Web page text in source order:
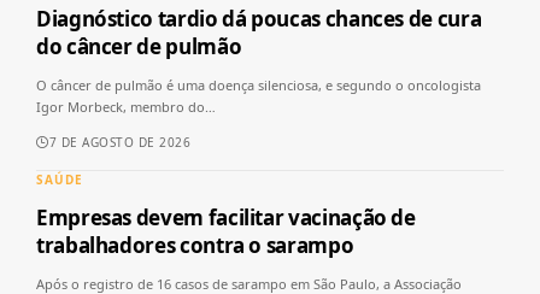
Diagnóstico tardio dá poucas chances de cura
do câncer de pulmão
O câncer de pulmão é uma doença silenciosa, e segundo o oncologista
Igor Morbeck, membro do
7 DE AGOSTO DE 2026
SAÚDE
Empresas devem facilitar vacinação de
trabalhadores contra o sarampo
Após o registro de 16 casos de sarampo em São Paulo, a Associação